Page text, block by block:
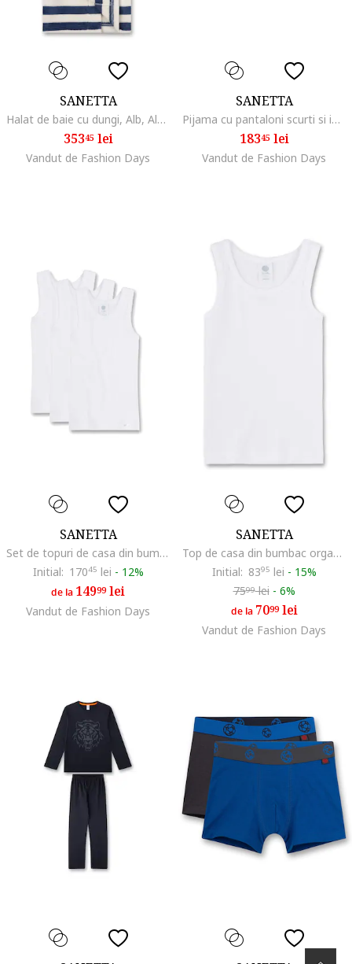
SANETTA
Halat de baie cu dungi, Alb, Albastru,
35345lei
Vandut de Fashion Days
SANETTA
Pijama cu pantaloni scurti si imprimeu animale, Alb
18345lei
Vandut de Fashion Days
SANETTA
Set de topuri de casa din bumbac - 3 piese, Alb
Initial: 17045 lei - 12%
de la 14999lei
Vandut de Fashion Days
SANETTA
Top de casa din bumbac organic cu decolteu rotund, Alb
Initial: 8395 lei - 15%
7599lei - 6%
de la 7099lei
Vandut de Fashion Days